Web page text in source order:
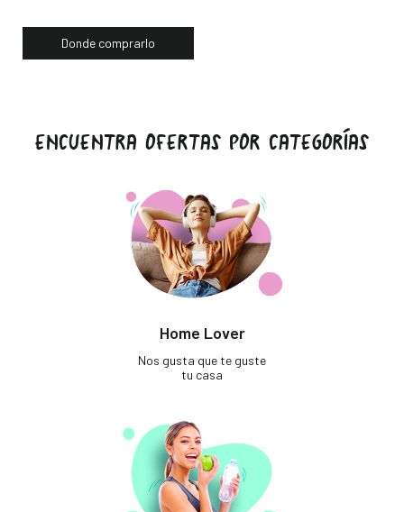
Donde comprarlo
ENCUENTRA OFERTAS POR CATEGORÍAS
Home Lover
Nos gusta que te guste
tu casa